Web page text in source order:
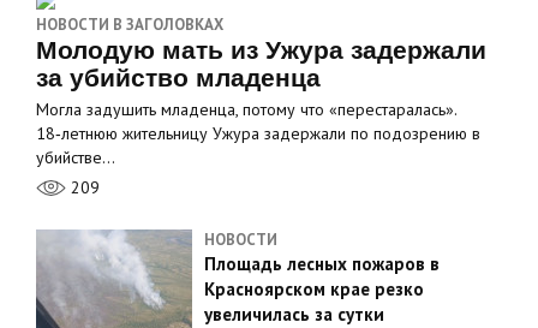
НОВОСТИ В ЗАГОЛОВКАХ
Молодую мать из Ужура задержали
за убийство младенца
Могла задушить младенца, потому что «перестаралась».
18‑летнюю жительницу Ужура задержали по подозрению в
убийстве…
209
НОВОСТИ
Площадь лесных пожаров в
Красноярском крае резко
увеличилась за сутки